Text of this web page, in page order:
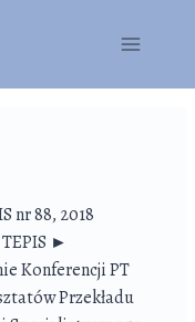
nr 88, 2018
►
Konferencji PT
Przekładu